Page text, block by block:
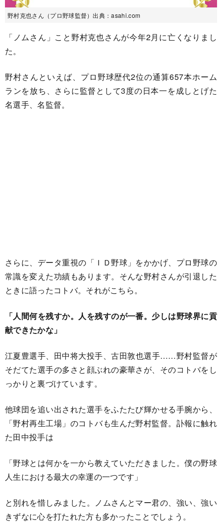
野村克也さん（プロ野球監督）出典：asahi.com
「ノムさん」こと野村克也さんが今年2月に亡くなりまし
た。
野村さんといえば、プロ野球歴代2位の通算657本ホーム
ランを放ち、さらに監督として3度の日本一を成しとげた
名選手、名監督。
さらに、データ重視の「ＩＤ野球」をかかげ、プロ野球の
常識を変えた功績もあります。そんな野村さんが引退した
ときに語ったコトバ。それがこちら。
「人間何を残すか。人を残すのが一番。少しは野球界に貢
献できたかな」
江夏豊選手、田中将大投手、古田敦也選手……野村監督が
そだてた選手の多さと顔ぶれの豪華さが、そのコトバをし
っかりと裏づけています。
他球団を追い出された選手をふたたび輝かせる手腕から、
「野村再生工場」のコトバも生んだ野村監督。訃報に触れ
た田中投手は
「野球とは何かを一から教えていただきました。僕の野球
人生における最大の幸運の一つです」
と別れを惜しみました。ノムさんとマー君の、強い、強い
きずなに心を打たれた方も多かったことでしょう。